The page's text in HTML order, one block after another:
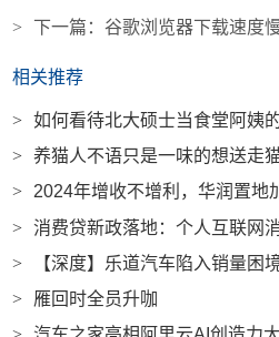
> 下一篇：谷歌浏览器下载速度慢解决方法:
相关推荐
>
如何看待北大硕士当食堂阿姨
>
养猫人不语只是一味的想送走
>
2024年增收不增利，华润置地加快打造“
>
消费贷新政落地：个人互联网消费贷上限
>
【深度】乐道汽车陷入销量困
>
雁回时全员升咖